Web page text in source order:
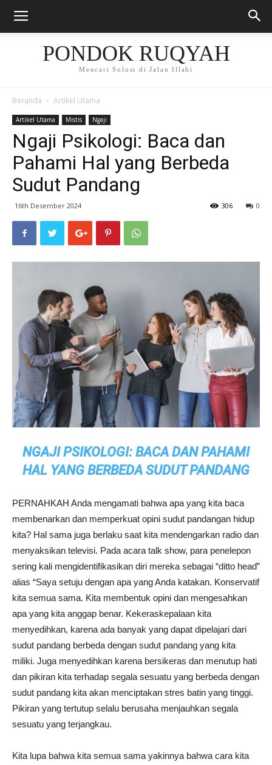
PONDOK RUQYAH
Mencari Solusi di Jalan Illahi
Beranda Artikel Utama
Artikel Utama Mistis Ngaji
Ngaji Psikologi: Baca dan
Pahami Hal yang Berbeda
Sudut Pandang
16th Desember 2024 0
306
NGAJI PSIKOLOGI: BACA DAN PAHAMI
HAL YANG BERBEDA SUDUT PANDANG
PERNAHKAH Anda mengamati bahwa apa yang kita baca
membenarkan dan memperkuat opini sudut pandangan hidup
kita? Hal sama juga berlaku saat kita mendengarkan radio dan
menyaksikan televisi. Pada acara talk show, para penelepon
sering kali mengidentifikasikan diri mereka sebagai “ditto head”
alias “Saya setuju dengan apa yang Anda katakan. Konservatif
kita semua sama. Kita membentuk opini dan mengesahkan
apa yang kita anggap benar. Kekeraskepalaan kita
menyedihkan, karena ada banyak yang dapat dipelajari dari
sudut pandang berbeda dengan sudut pandang yang kita
miliki. Juga menyedihkan karena bersikeras dan menutup hati
dan pikiran kita terhadap segala sesuatu yang berbeda dengan
sudut pandang kita akan menciptakan stres batin yang tinggi.
Pikiran yang tertutup selalu berusaha menjauhkan segala
sesuatu yang terjangkau.
Kita lupa bahwa kita semua sama yakinnya bahwa cara kita